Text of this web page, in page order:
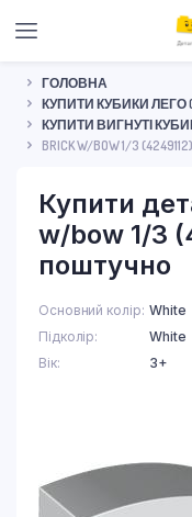
ГОЛОВНА
КУПИТИ КУБИКИ ЛЕГО
КУПИТИ ВИГНУТІ
BRICK W/BOW 1/3
Купити
w/bow 1/3
поштучно
Основний колір White
Підколір
White
Вік
3+